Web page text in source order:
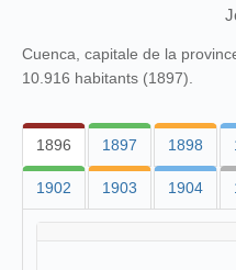
Cuenca, capitale de la
10.916 habitants (1897).
1896 1897 1898
1902 1903 1904